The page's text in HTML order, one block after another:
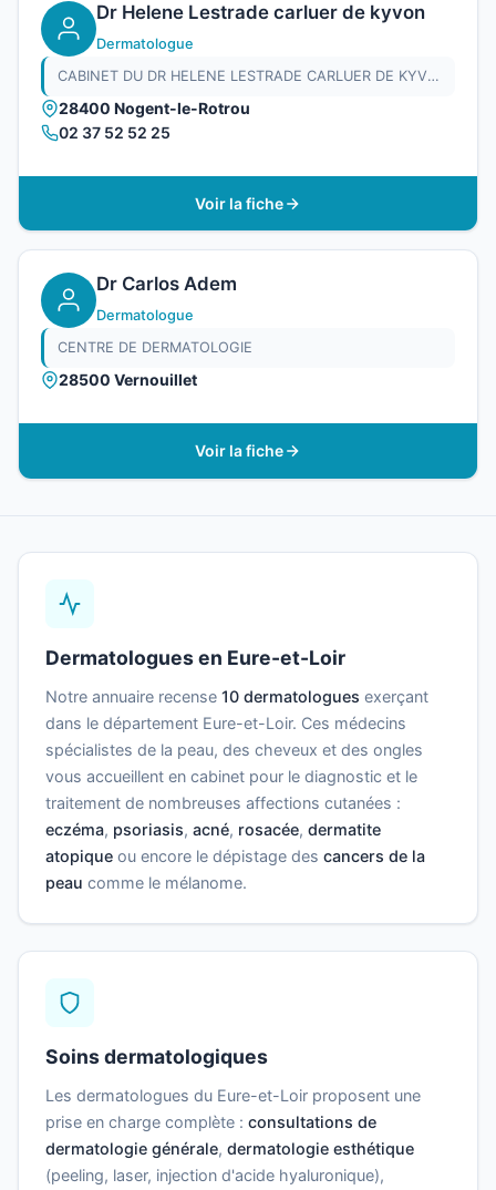
Dr Helene Lestrade carluer de kyvon
Dermatologue
CABINET DU DR HELENE LESTRADE CARLUER DE KYVON
28400 Nogent-le-Rotrou
02 37 52 52 25
Voir la fiche
Dr Carlos Adem
Dermatologue
CENTRE DE DERMATOLOGIE
28500 Vernouillet
Voir la fiche
Dermatologues en Eure-et-Loir
Notre annuaire recense 10 dermatologues exerçant
dans le département Eure-et-Loir. Ces médecins
spécialistes de la peau, des cheveux et des ongles
vous accueillent en cabinet pour le diagnostic et le
traitement de nombreuses affections cutanées :
eczéma, psoriasis, acné, rosacée, dermatite
atopique ou encore le dépistage des cancers de la
peau comme le mélanome.
Soins dermatologiques
Les dermatologues du Eure-et-Loir proposent une
prise en charge complète : consultations de
dermatologie générale, dermatologie esthétique
(peeling, laser, injection d'acide hyaluronique),